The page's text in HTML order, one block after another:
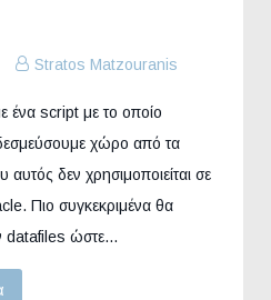
Stratos Matzouranis
ένα script με το οποίο
χώρο από τα
δεν χρησιμοποιείται σε
Πιο συγκεκριμένα θα
datafiles ώστε…